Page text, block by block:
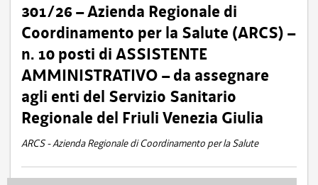
301/26 – Azienda Regionale di
Coordinamento per la Salute (ARCS) –
n. 10 posti di ASSISTENTE
AMMINISTRATIVO – da assegnare
agli enti del Servizio Sanitario
Regionale del Friuli Venezia Giulia
ARCS - Azienda Regionale di Coordinamento per la Salute